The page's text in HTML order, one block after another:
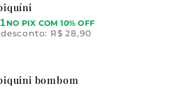
NO PIX COM 10% OFF
R$ 28,90
bombom